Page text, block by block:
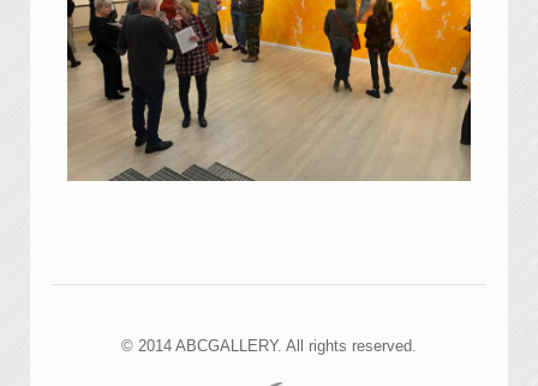
© 2014 ABCGALLERY. All rights reserved.